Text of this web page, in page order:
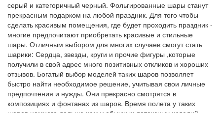
серый и категоричный черный. Фольгированные шары станут
прекрасным подарком на любой праздник. Для того чтобы
сделать красивым помещения, где будет проходить праздник -
многие предпочитают приобретать красивые и стильные
шары. Отличным выбором для многих случаев смогут стать
шарики: Сердца, звезды, круги и прочие фигуры ,которые
получили в свой адрес много позитивных откликов и хороших
отзывов. Богатый выбор моделей таких шаров позволяет
быстро найти необходимое решение, учитывая свои личные
предпочтения и нужды. Они прекрасно смотрятся в
композициях и фонтанах из шаров. Время полета у таких